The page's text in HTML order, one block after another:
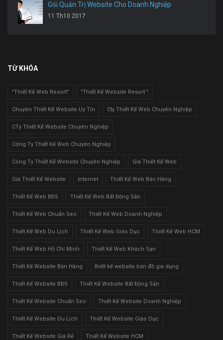
Gói Quản Trị Website Cho Doanh Nghiệp
11 Th10 2017
TỪ KHÓA
"Thiết Kế Web Resort" "Thiết Kế Website Resort "
Chuyên Thiết Kế Website Uy Tín Cty Thiết Kế Web Chuyên Nghiệp
CTy Thiết Kế Website Chuyên Nghiệp
Công Ty Thiết Kế Web Chuyên Nghiệp
Công Ty Thiết Kế Website Chuyên Nghiệp Giá Thiết Kế Web
Giá Thiết Kế Website Internet Thiết Kế Web Bán Hàng
Thiết Kế Web BĐS Thiết Kế Web Bất Động Sản
Thiết Kế Web Chuẩn Seo Thiết Kế Web Doanh Nghiệp
Thiết Kế Web Du Lịch Thiết Kế Web Giáo Dục Thiết Kế Web HCM
Thiết Kế Web Hồ Chí Minh Thiết Kế Web Khách Sạn
Thiết Kế Website Bán Hàng thiết kế website bán đồ gia dụng
Thiết Kế Website BĐS Thiết Kế Website Bất Động Sản
Thiết Kế Website Chuẩn Seo Thiết Kế Website Doanh Nghiệp
Thiết Kế Website Du Lịch Thiết Kế Website Giáo Dục
Thiết Kế Website Giá Rẻ Thiết Kế Website HCM